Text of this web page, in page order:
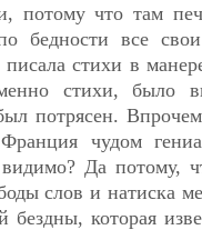
потому что там
бедности все
стихи в
стихи, было
потрясен.
чудом
Да потому,
слов и натиска
бездны, которая